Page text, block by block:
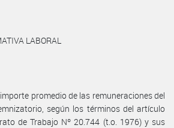
LABORAL
importe promedio de las remuneraciones del
según los términos del artículo
de Trabajo Nº 20.744 (t.o. 1976) y sus